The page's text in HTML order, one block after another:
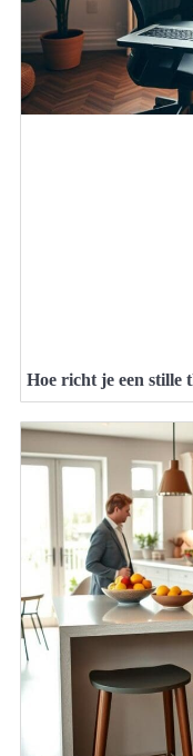
Hoe richt je een stille